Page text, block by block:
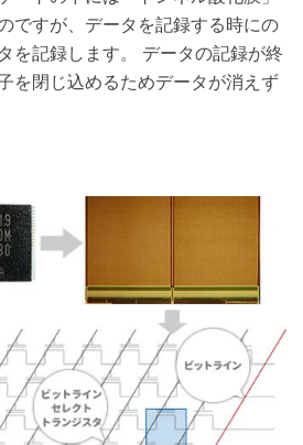
ですが、データを記録する時にの
を記録します。 データの記録が終
を閉じ込めるためデータが消えず